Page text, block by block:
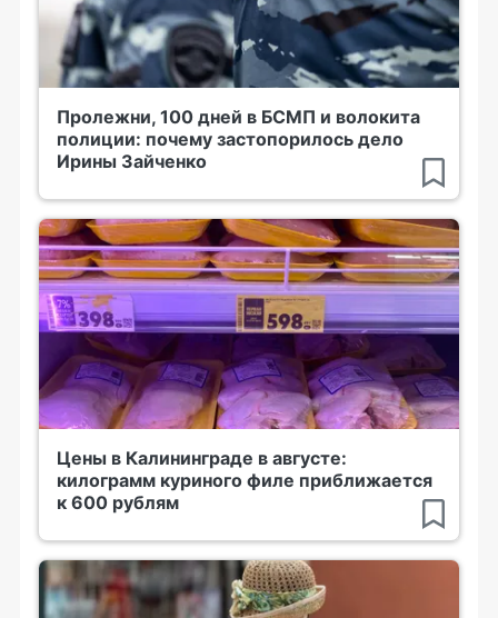
Пролежни, 100 дней в БСМП и волокита
полиции: почему застопорилось дело
Ирины Зайченко
Цены в Калининграде в августе:
килограмм куриного филе приближается
к 600 рублям